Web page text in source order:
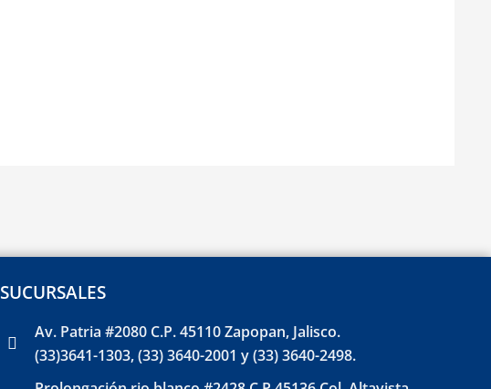
SUCURSALES
Av. Patria #2080 C.P. 45110 Zapopan, Jalisco.
(33)3641-1303, (33) 3640-2001 y (33) 3640-2498.